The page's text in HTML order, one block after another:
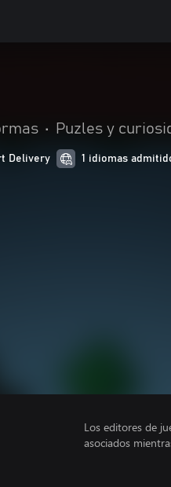
• Puzles y
Delivery 1 idiomas
Los editores de
asociados